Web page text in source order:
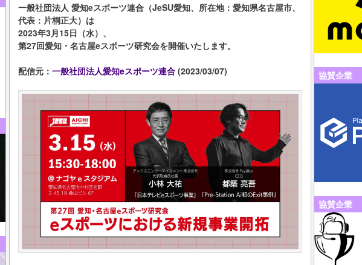
一般社団法人 愛知eスポーツ連合（JeSU愛知、所在地：愛知県名古屋市、
代表：片桐正大）は
2023年3月15日（水）、
第27回愛知・名古屋eスポーツ研究会を開催いたします。
配信元： 一般社団法人愛知eスポーツ連合 (2023/03/07) 協賛企業
協賛企業